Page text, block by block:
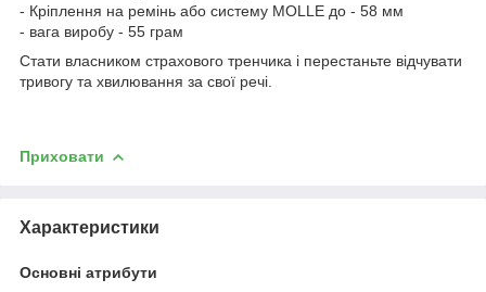
- Кріплення на ремінь або систему MOLLE до - 58 мм
- вага виробу - 55 грам
Стати власником страхового тренчика і перестаньте відчувати
тривогу та хвилювання за свої речі.
Приховати
Характеристики
Основні атрибути